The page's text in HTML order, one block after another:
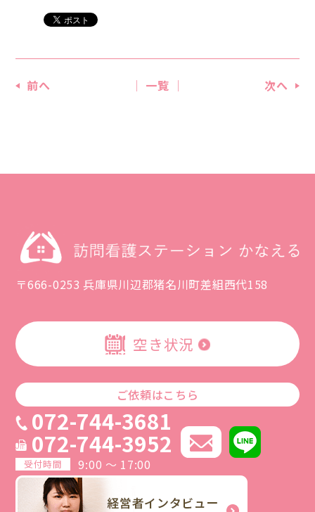
前へ 次へ
│ 一覧 │
〒666-0253 兵庫県川辺郡猪名川町差組西代158
空き状況
ご依頼はこちら
072-744-3681
072-744-3952
受付時間 9:00 ～ 17:00